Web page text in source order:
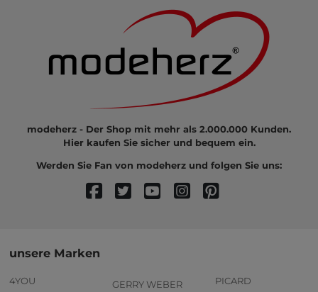
modeherz - Der Shop mit mehr als 2.000.000 Kunden.
Hier kaufen Sie sicher und bequem ein.
Werden Sie Fan von modeherz und folgen Sie uns:
unsere Marken
4YOU GERRY WEBER PICARD